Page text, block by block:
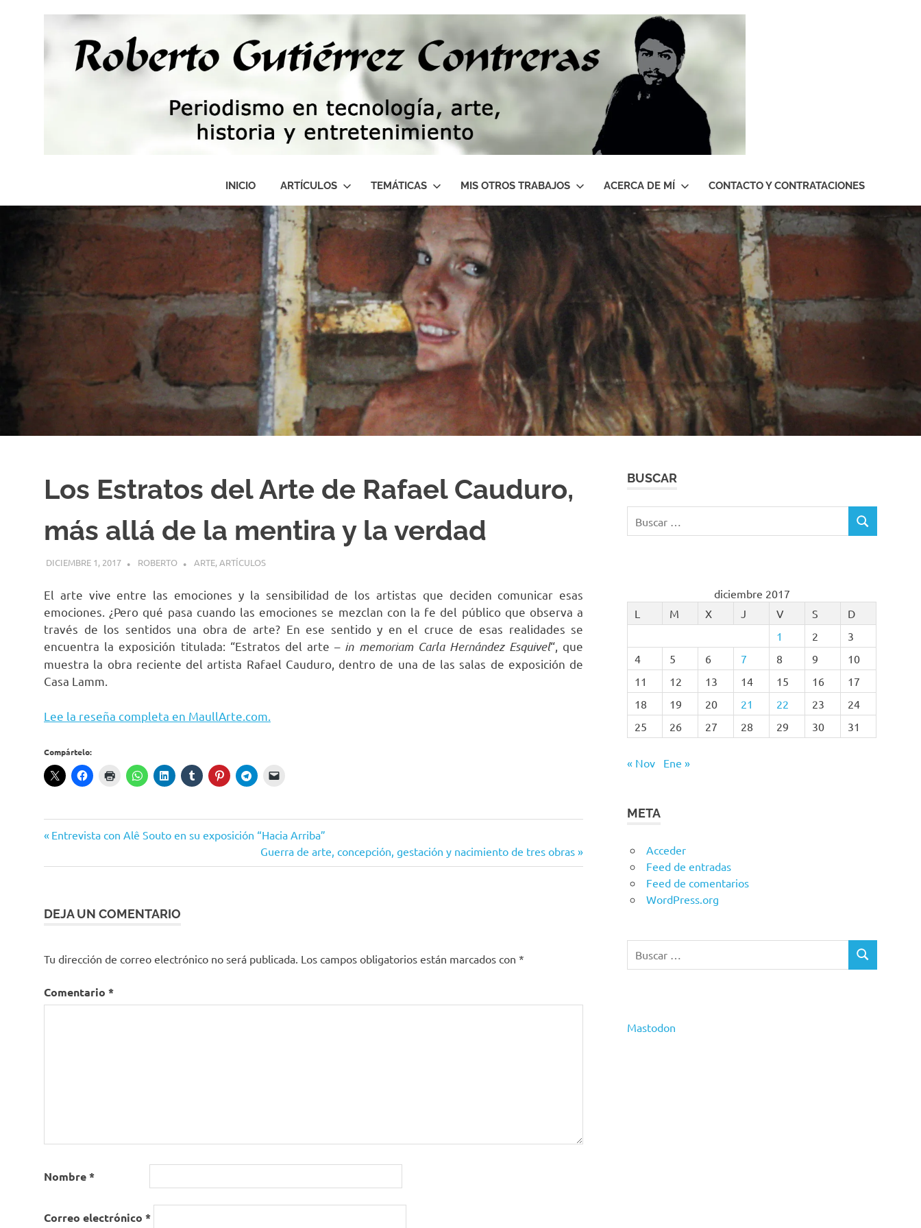
contenido
historia
INICIO ARTÍCULOS TEMÁTICAS MIS OTROS TRABAJOS ACERCA DE MÍ CONTACTO Y CONTRATACIONES
Los Estratos del Arte de Rafael Cauduro,
más allá de la mentira y la verdad
DICIEMBRE 1, 2017 ROBERTO ARTE,ARTÍCULOS
El arte vive entre las emociones y la sensibilidad de los artistas que deciden comunicar esas
emociones. ¿Pero qué pasa cuando las emociones se mezclan con la fe del público que observa a
través de los sentidos una obra de arte? En ese sentido y en el cruce de esas realidades se
encuentra la exposición titulada: “Estratos del arte – in memoriam Carla Hernández Esquivel“, que
muestra la obra reciente del artista Rafael Cauduro, dentro de una de las salas de exposición de
Casa Lamm.
Lee la reseña completa en MaullArte.com.
Compártelo:
Esquivel
Estratos
del Arte
hiperrealismo
muerte
Navegación
de
Entrada
Entrevista con Alê Souto en su exposición “Hacia Arriba”
Siguiente
entrada:
Guerra de arte, concepción, gestación y nacimiento de tres obras
DEJA UN COMENTARIO
Tu dirección de correo electrónico no será publicada. Los campos obligatorios están marcados con *
Comentario *
Nombre*
Correo electrónico *
BUSCAR
BUSCAR
diciembre 2017
L
M X J V S
D
1
2
3
4
5 6 7 8 9
10
11
12 13 14 15 16
17
18
19 20 21 22 23
24
25
26 27 28 29 30 31
« Nov Ene »
META
Acceder
Feed de entradas
Feed de comentarios
WordPress.org
BUSCAR
Mastodon